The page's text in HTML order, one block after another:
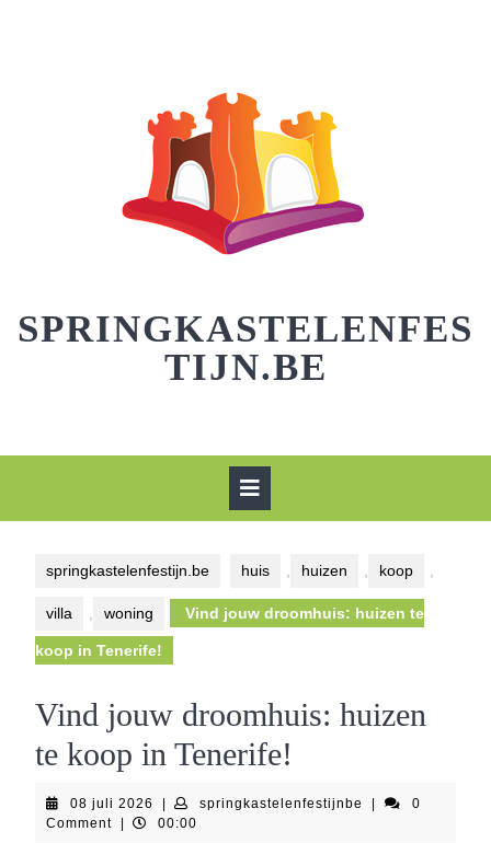
SPRINGKASTELENFES
TIJN.BE
springkastelenfestijn.be huis huizen koop
villa woning Vind jouw droomhuis: huizen te
koop in Tenerife!
Vind jouw droomhuis: huizen
te koop in Tenerife!
08 juli 2026 08
juli
springkastelenfestijnbe
0
Comment
00:00